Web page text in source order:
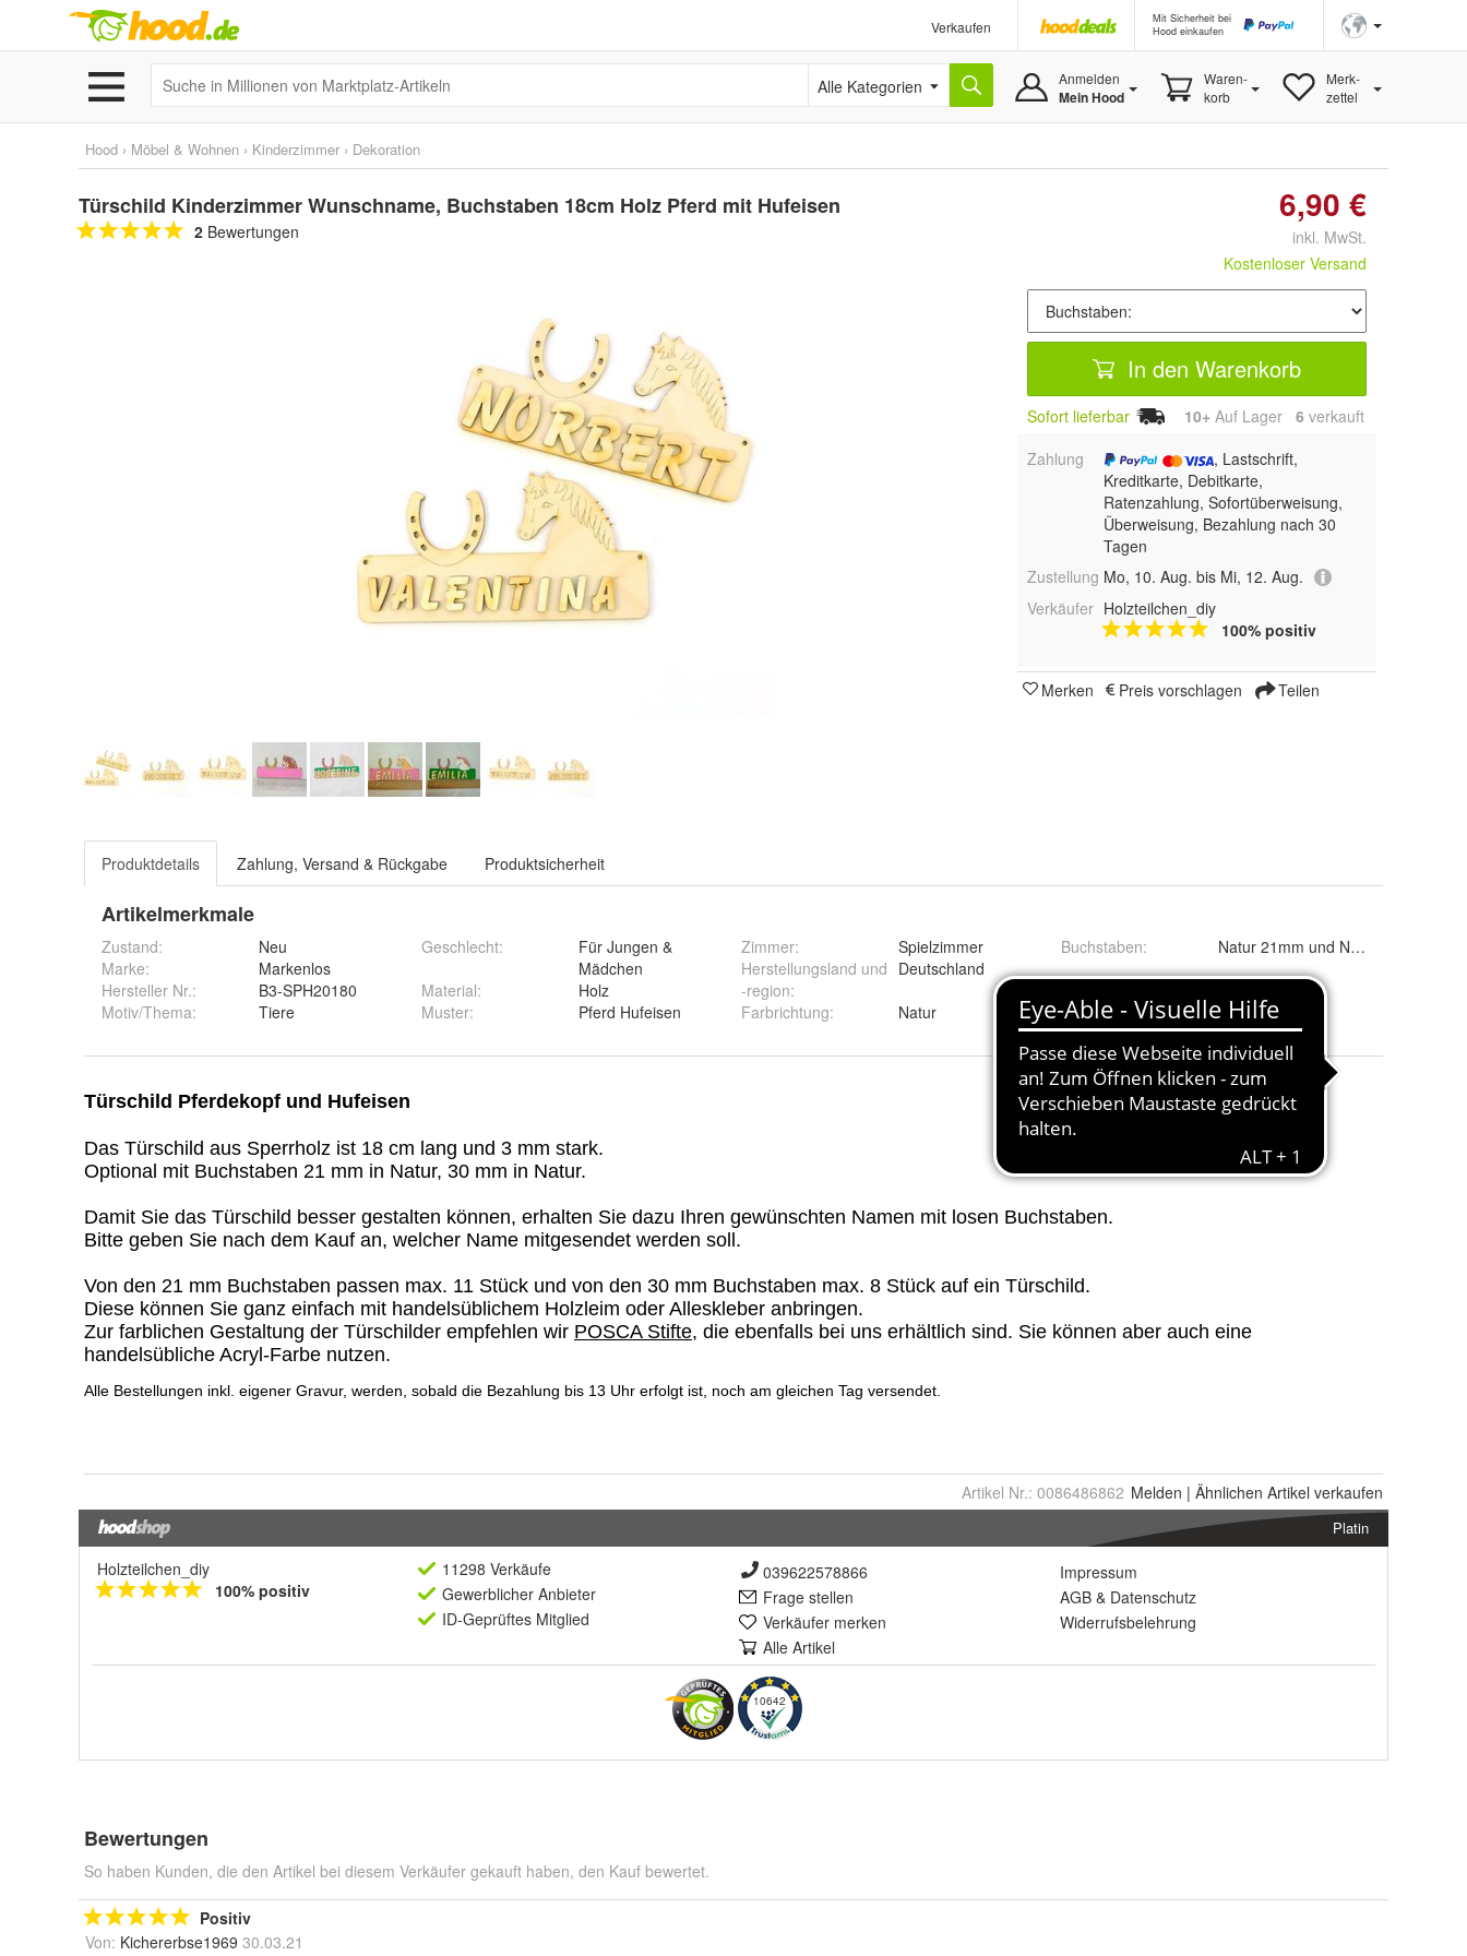
Verkaufen
Mit Sicherheit bei
Hood einkaufen
Alle Kategorien Anmelden
Mein Hood
Waren-
korb
Merk-
zettel
Hood › Möbel & Wohnen › Kinderzimmer › Dekoration
Türschild Kinderzimmer Wunschname, Buchstaben 18cm Holz Pferd mit Hufeisen
2 Bewertungen
6,90 €
inkl. MwSt.
Kostenloser Versand
In den Warenkorb
Sofort lieferbar 10+ Auf Lager 6 verkauft
Zahlung
, Lastschrift,
Kreditkarte, Debitkarte,
Ratenzahlung, Sofortüberweisung,
Überweisung, Bezahlung nach 30
Tagen
Zustellung Mo, 10. Aug. bis Mi, 12. Aug.
Verkäufer Holzteilchen_diy
100% positiv
Merken Preis vorschlagen Teilen
Produktdetails Zahlung, Versand & Rückgabe Produktsicherheit
Artikelmerkmale
Zustand:
Neu
Marke:
Markenlos
Hersteller Nr.:
B3-SPH20180
Motiv/Thema: Tiere
Geschlecht:
Für Jungen &
Mädchen
Material:
Holz
Muster: Pferd Hufeisen
Zimmer:
Spielzimmer
Herstellungsland und
-region:
Deutschland
Farbrichtung: Natur
Buchstaben: Natur 21mm und Natur
Artikel Nr.: 0086486862 Melden | Ähnlichen Artikel verkaufen
Platin
Holzteilchen_diy
100% positiv
11298 Verkäufe
Gewerblicher Anbieter
ID-Geprüftes Mitglied
039622578866
Frage stellen
Verkäufer merken
Alle Artikel
Impressum
AGB & Datenschutz
Widerrufsbelehrung
10642
Bewertungen
So haben Kunden, die den Artikel bei diesem Verkäufer gekauft haben, den Kauf bewertet.
Positiv
Von: Kichererbse1969 30.03.21